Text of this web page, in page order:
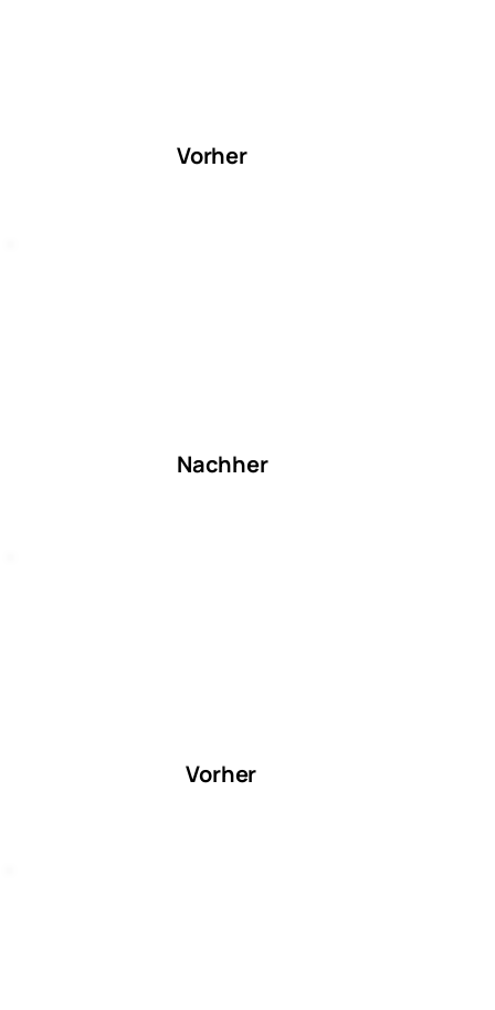
Vorher
Nachher
Vorher